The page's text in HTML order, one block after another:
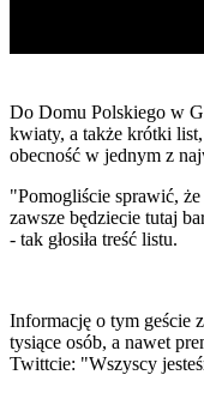
Do Domu Polskiego w
kwiaty, a także krótki
obecność w jednym z
"Pomogliście sprawić,
zawsze będziecie tutaj
- tak głosiła treść listu.
Informację o tym geście
tysiące osób, a nawet
Twittcie: "Wszyscy